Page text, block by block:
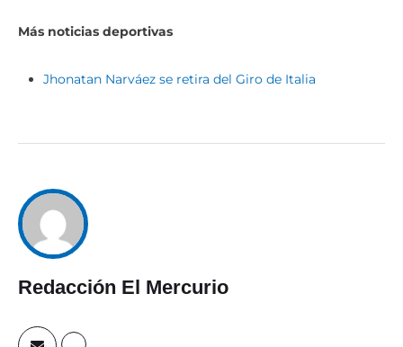
Más noticias deportivas
Jhonatan Narváez se retira del Giro de Italia
Redacción El Mercurio